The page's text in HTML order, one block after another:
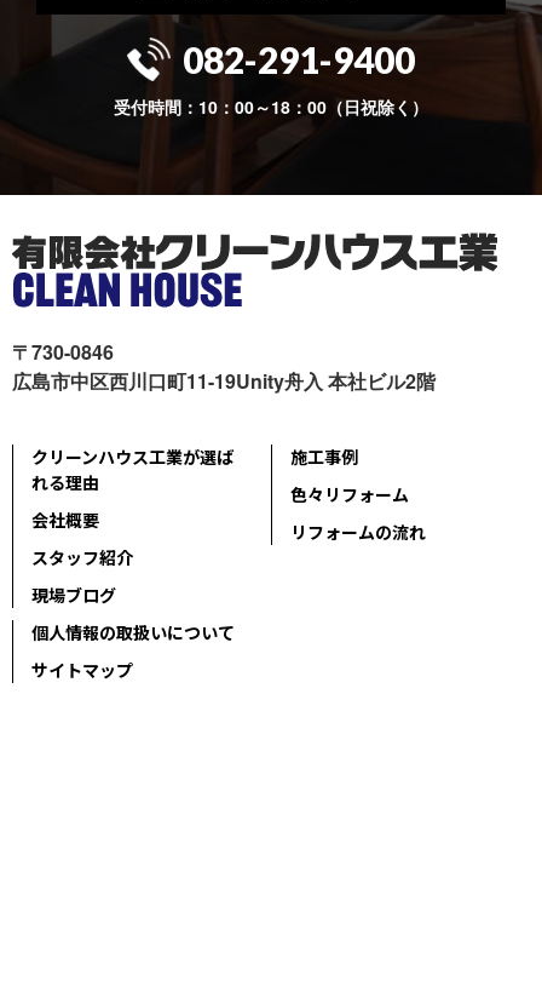
082-291-9400
受付時間：10：00～18：00（日祝除く）
〒730-0846
広島市中区西川口町11-19Unity舟入 本社ビル2階
クリーンハウス工業が選ば
れる理由
会社概要
スタッフ紹介
現場ブログ
施工事例
色々リフォーム
リフォームの流れ
個人情報の取扱いについて
サイトマップ